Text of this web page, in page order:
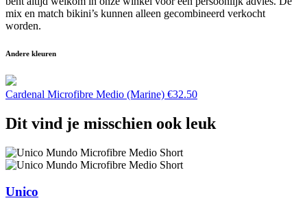
mix en match bikini’s kunnen alleen gecombineerd verkocht
worden.
Andere kleuren
Cardenal Microfibre Medio (Marine) €32.50
Dit vind je misschien ook leuk
Unico